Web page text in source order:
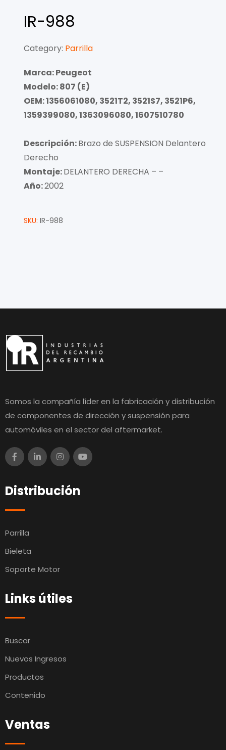
IR-988
Category: Parrilla
Marca: Peugeot
Modelo: 807 (E)
OEM: 1356061080, 3521T2, 3521S7, 3521P6,
1359399080, 1363096080, 1607510780
Descripción:Brazo de SUSPENSION Delantero
Derecho
Montaje:DELANTERO DERECHA – –
Año:2002
SKU: IR-988
Somos la compañía líder en la fabricación y distribución
de componentes de dirección y suspensión para
automóviles en el sector del aftermarket.
Distribución
Parrilla
Bieleta
Soporte Motor
Links útiles
Buscar
Nuevos Ingresos
Productos
Contenido
Ventas